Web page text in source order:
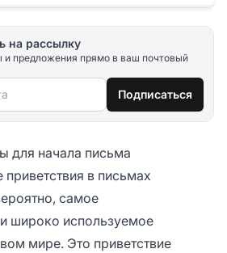
на рассылку
и предложения прямо в ваш почтовый
Подписаться
для начала письма
в письмах
самое
широко используемое
мире. Это приветствие